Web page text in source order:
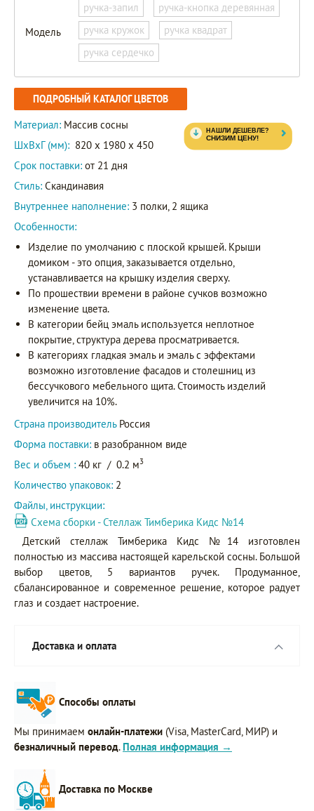
Модель
ручка-запил
ручка-кнопка деревянная
ручка кружок
ручка квадрат
ручка сердечко
ПОДРОБНЫЙ КАТАЛОГ ЦВЕТОВ
Материал: Массив сосны
ШxВxГ (мм): 820 x 1980 x 450
Срок поставки: от 21 дня
Стиль: Скандинавия
Внутреннее наполнение: 3 полки, 2 ящика
Особенности:
Изделие по умолчанию с плоской крышей. Крыши
домиком - это опция, заказывается отдельно,
устанавливается на крышку изделия сверху.
По прошествии времени в районе сучков возможно
изменение цвета.
В категории бейц эмаль используется неплотное
покрытие, структура дерева просматривается.
В категориях гладкая эмаль и эмаль с эффектами
возможно изготовление фасадов и столешниц из
бессучкового мебельного щита. Стоимость изделий
увеличится на 10%.
Страна производитель Россия
Форма поставки: в разобранном виде
Вес и объем : 40 кг / 0.2 м3
Количество упаковок: 2
Файлы, инструкции:
Схема сборки - Стеллаж Тимберика Кидс №14
Детский стеллаж Тимберика Кидс №14 изготовлен
полностью из массива настоящей карельской сосны. Большой
выбор цветов, 5 вариантов ручек. Продуманное,
сбалансированное и современное решение, которое радует
глаз и создает настроение.
Доставка и оплата
Способы оплаты
Мы принимаем онлайн-платежи (Visa, MasterCard, МИР) и
безналичный перевод. Полная информация →
Доставка по Москве